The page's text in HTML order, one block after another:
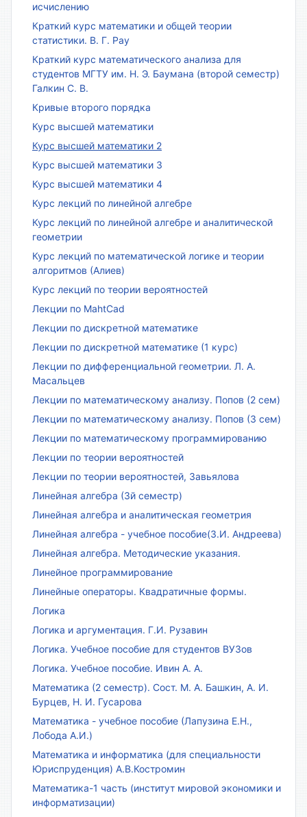
исчислению
Краткий курс математики и общей теории
статистики. В. Г. Рау
Краткий курс математического анализа для
студентов МГТУ им. Н. Э. Баумана (второй семестр)
Галкин С. В.
Кривые второго порядка
Курс высшей математики
Курс высшей математики 2
Курс высшей математики 3
Курс высшей математики 4
Курс лекций по линейной алгебре
Курс лекций по линейной алгебре и аналитической
геометрии
Курс лекций по математической логике и теории
алгоритмов (Алиев)
Курс лекций по теории вероятностей
Лекции по MahtCad
Лекции по дискретной математике
Лекции по дискретной математике (1 курс)
Лекции по дифференциальной геометрии. Л. А.
Масальцев
Лекции по математическому анализу. Попов (2 сем)
Лекции по математическому анализу. Попов (3 сем)
Лекции по математическому программированию
Лекции по теории вероятностей
Лекции по теории вероятностей, Завьялова
Линейная алгебра (3й семестр)
Линейная алгебра и аналитическая геометрия
Линейная алгебра - учебное пособие(З.И. Андреева)
Линейная алгебра. Методические указания.
Линейное программирование
Линейные операторы. Квадратичные формы.
Логика
Логика и аргументация. Г.И. Рузавин
Логика. Учебное пособие для студентов ВУЗов
Логика. Учебное пособие. Ивин А. А.
Математика (2 семестр). Сост. М. А. Башкин, А. И.
Бурцев, Н. И. Гусарова
Математика - учебное пособие (Лапузина Е.Н.,
Лобода А.И.)
Математика и информатика (для специальности
Юриспруденция) А.В.Костромин
Математика-1 часть (институт мировой экономики и
информатизации)